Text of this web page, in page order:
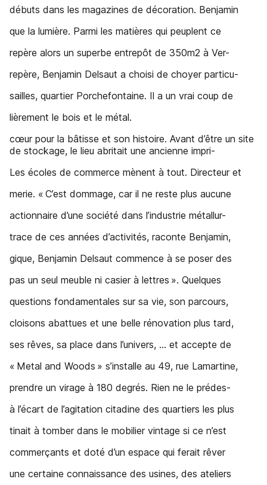
débuts dans les magazines de décoration. Benjamin
que la lumière. Parmi les matières qui peuplent ce
repère alors un superbe entrepôt de 350m2 à Ver-
repère, Benjamin Delsaut a choisi de choyer particu-
sailles, quartier Porchefontaine. Il a un vrai coup de
lièrement le bois et le métal.
cœur pour la bâtisse et son histoire. Avant d’être un site
de stockage, le lieu abritait une ancienne impri-
Les écoles de commerce mènent à tout. Directeur et
merie. « C’est dommage, car il ne reste plus aucune
actionnaire d’une société dans l’industrie métallur-
trace de ces années d’activités, raconte Benjamin,
gique, Benjamin Delsaut commence à se poser des
pas un seul meuble ni casier à lettres ». Quelques
questions fondamentales sur sa vie, son parcours,
cloisons abattues et une belle rénovation plus tard,
ses rêves, sa place dans l’univers, … et accepte de
« Metal and Woods » s’installe au 49, rue Lamartine,
prendre un virage à 180 degrés. Rien ne le prédes-
à l’écart de l’agitation citadine des quartiers les plus
tinait à tomber dans le mobilier vintage si ce n’est
commerçants et doté d’un espace qui ferait rêver
une certaine connaissance des usines, des ateliers